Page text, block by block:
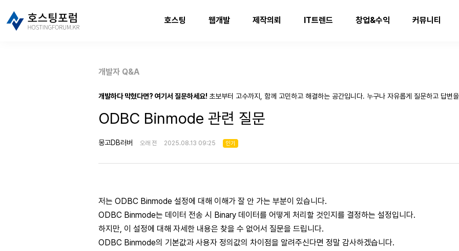
호스팅 웹개발 제작의뢰 IT트렌드 창업&수익 커뮤니티
개발자 Q&A
개발하다 막혔다면? 여기서 질문하세요! 초보부터 고수까지, 함께 고민하고 해결하는 공간입니다. 누구나 자유롭게 질문하고 답변
ODBC Binmode 관련 질문
몽고DB러버 오래 전 2025.08.13 09:25 인기
저는 ODBC Binmode 설정에 대해 이해가 잘 안 가는 부분이 있습니다.
ODBC Binmode는 데이터 전송 시 Binary 데이터를 어떻게 처리할 것인지를 결정하는 설정입니다.
하지만, 이 설정에 대해 자세한 내용은 찾을 수 없어서 질문을 드립니다.
ODBC Binmode의 기본값과 사용자 정의값의 차이점을 알려주신다면 정말 감사하겠습니다.